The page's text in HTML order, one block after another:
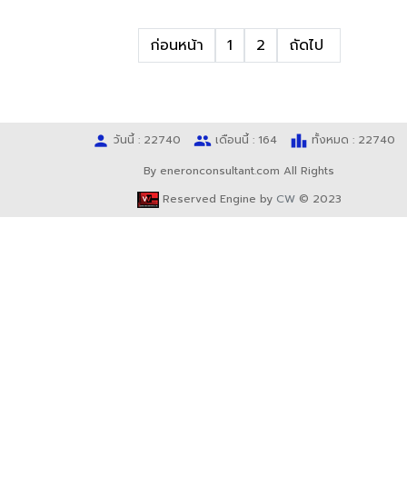
ก่อนหน้า 1 2 ถัดไป
person วันนี้ : 22740 people เดือนนี้ : 164 leaderboard ทั้งหมด : 22740
By eneronconsultant.com All Rights
Reserved Engine by CW © 2023